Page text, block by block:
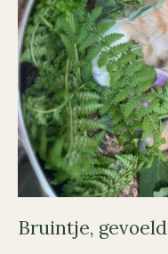
Bruintje, gevoeld